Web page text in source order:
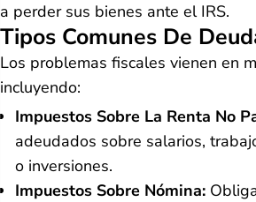
a perder sus bienes ante el IRS.
Tipos Comunes De
Los problemas fiscales vienen en
incluyendo:
Impuestos Sobre La Renta No
adeudados sobre salarios,
o inversiones.
Impuestos Sobre Nómina: